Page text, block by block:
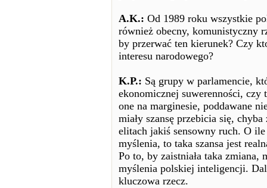
A.K.: Od 1989 roku wszystkie
również obecny, komunistyczny
by przerwać ten kierunek? Czy
interesu narodowego?
K.P.: Są grupy w parlamencie,
ekonomicznej suwerenności, czy
one na marginesie, poddawane
miały szansę przebicia się,
elitach jakiś sensowny ruch. O ile
myślenia, to taka szansa jest
Po to, by zaistniała taka zmiana,
myślenia polskiej inteligencji.
kluczowa rzecz.